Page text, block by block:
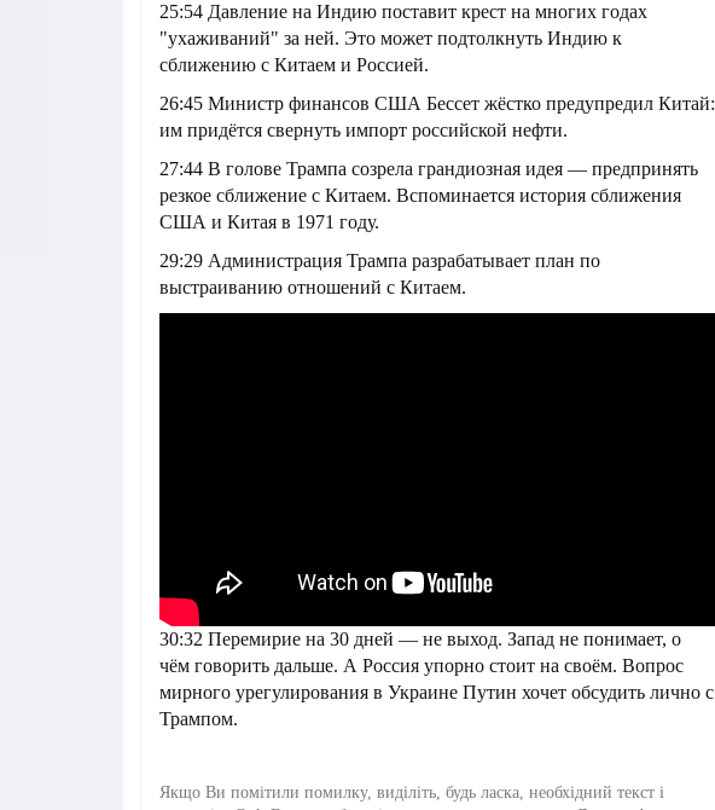
25:54 Давление на Индию поставит крест на многих годах
"ухаживаний" за ней. Это может подтолкнуть Индию к
сближению с Китаем и Россией.
26:45 Министр финансов США Бессет жёстко предупредил Китай:
им придётся свернуть импорт российской нефти.
27:44 В голове Трампа созрела грандиозная идея — предпринять
резкое сближение с Китаем. Вспоминается история сближения
США и Китая в 1971 году.
29:29 Администрация Трампа разрабатывает план по
выстраиванию отношений с Китаем.
30:32 Перемирие на 30 дней — не выход. Запад не понимает, о
чём говорить дальше. А Россия упорно стоит на своём. Вопрос
мирного урегулирования в Украине Путин хочет обсудить лично с
Трампом.
Якщо Ви помітили помилку, виділіть, будь ласка, необхідний текст і